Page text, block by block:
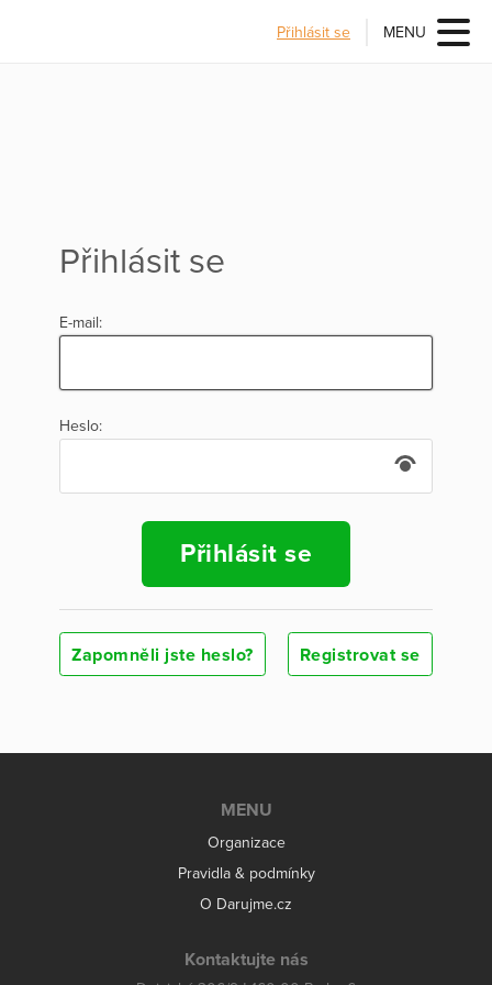
Přihlásit se MENU
Přihlásit se
E-mail:
Heslo:
Přihlásit se
Zapomněli jste heslo? Registrovat se
MENU
Organizace
Pravidla & podmínky
O Darujme.cz
Kontaktujte nás